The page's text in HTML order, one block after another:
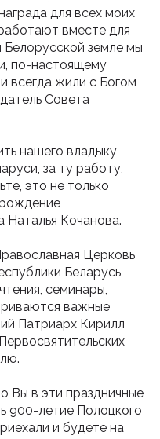
для всех моих
вместе для
земле мы
по-настоящему
всегда жили с Богом
Совета
нашего владыку
за ту работу,
это не только
Наталья Кочанова.
Церковь
Беларусь
семинары,
важные
Патриарх Кирилл
Вы в эти праздничные
900-летие Полоцкого
и будете на